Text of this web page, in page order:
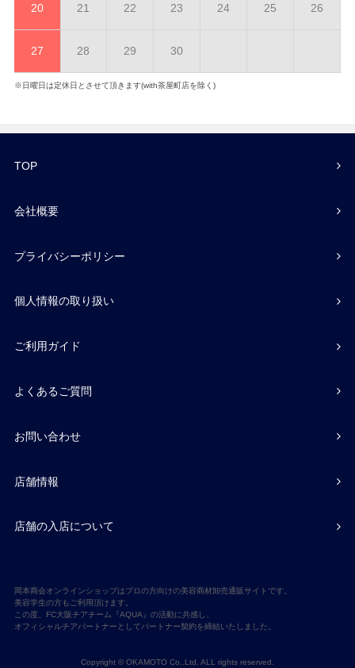
20 21 22 23 24 25 26
27 28 29 30
※日曜日は定休日とさせて頂きます(with茶屋町店を除く)
TOP
会社概要
プライバシーポリシー
個人情報の取り扱い
ご利用ガイド
よくあるご質問
お問い合わせ
店舗情報
店舗の入店について
岡本商会オンラインショップはプロの方向けの美容商材卸売通販サイトです。
美容学生の方もご利用頂けます。
この度、FC大阪チアチーム『AQUA』の活動に共感し、
オフィシャルチアパートナーとしてパートナー契約を締結いたしました。
Copyright © OKAMOTO Co,.Ltd. ALL rights reserved.